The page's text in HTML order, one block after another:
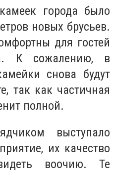
города было
новых брусьев.
для гостей
К сожалению, в
снова будут
так как частичная
полной.
выступало
их качество
воочию. Те